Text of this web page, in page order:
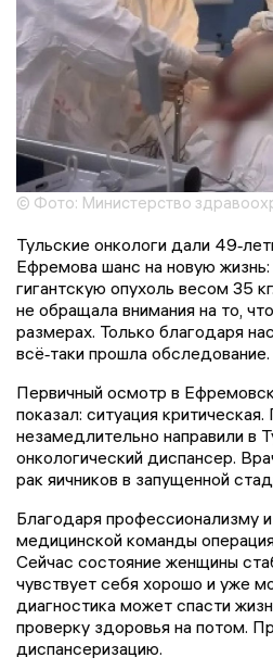
© Фото: Министерство
Тульские онкологи дали
Ефремова шанс на новую
гигантскую опухоль весом 35
не обращала внимания на то,
размерах. Только благодаря
всё‑таки прошла обследование.
Первичный осмотр в
показал: ситуация
незамедлительно направили в
онкологический диспансер.
рак яичников в запущенной
Благодаря профессионализму
медицинской команды
Сейчас состояние женщины
чувствует себя хорошо и уже
диагностика может спасти
проверку здоровья на потом.
диспансеризацию.